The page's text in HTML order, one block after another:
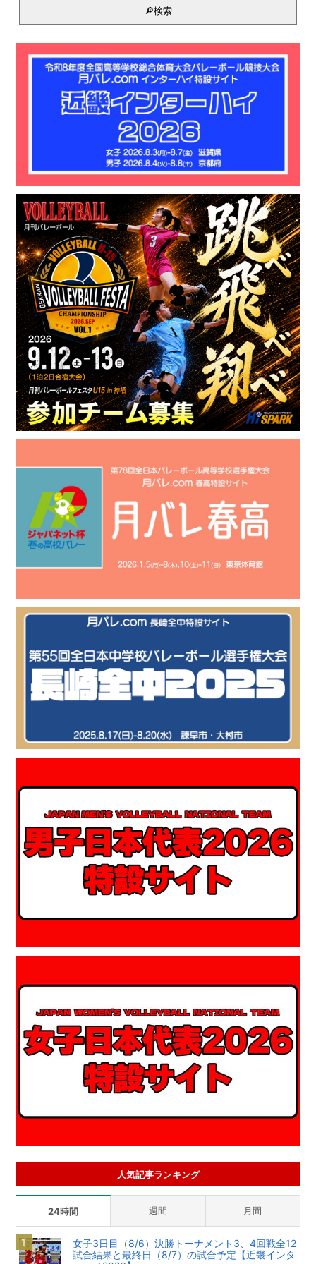
人気記事ランキング
24時間 週間 月間
女子3日目（8/6）決勝トーナメント3、4回戦全12
試合結果と最終日（8/7）の試合予定【近畿インタ